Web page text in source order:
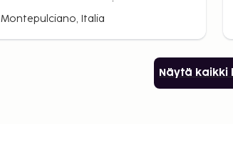
Montepulciano, Italia
Näytä kaikki